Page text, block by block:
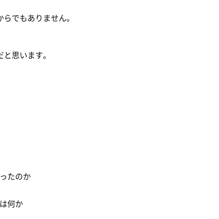
でもありません。
思います。
たのか
何か